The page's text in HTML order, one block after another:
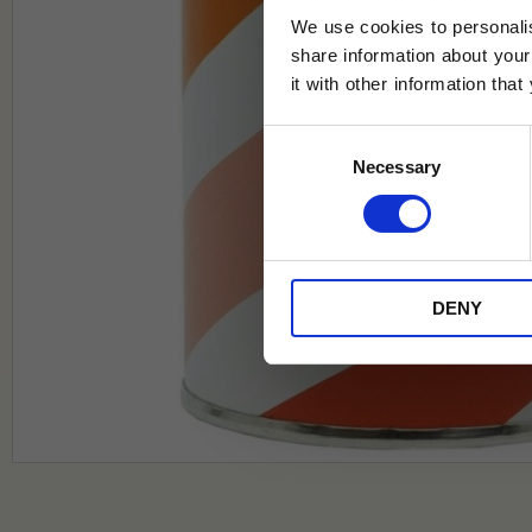
We use cookies to
share information about
it with other information that
Necessary
DENY
Jag samtycker till Tehuset Javas
* Rabatten gäller endast online på
på ordinarie priser och kan ej